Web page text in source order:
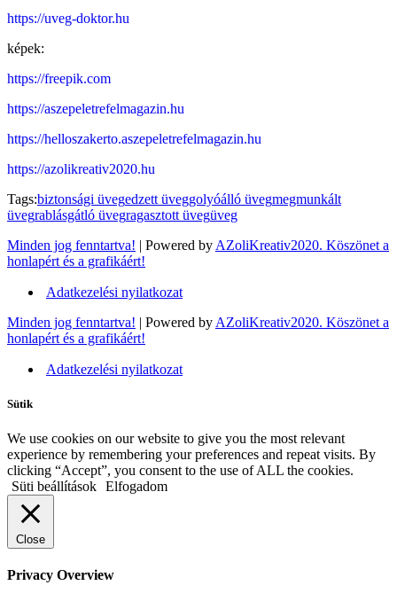
https://uveg-doktor.hu
képek:
https://freepik.com
https://aszepeletrefelmagazin.hu
https://helloszakerto.aszepeletrefelmagazin.hu
https://azolikreativ2020.hu
Tags:biztonsági üvegedzett üveggolyóálló üvegmegmunkált
üvegrablásgátló üvegragasztott üvegüveg
Minden jog fenntartva! | Powered by AZoliKreativ2020. Köszönet a
honlapért és a grafikáért!
Adatkezelési nyilatkozat
Minden jog fenntartva! | Powered by AZoliKreativ2020. Köszönet a
honlapért és a grafikáért!
Adatkezelési nyilatkozat
Sütik
We use cookies on our website to give you the most relevant
experience by remembering your preferences and repeat visits. By
clicking “Accept”, you consent to the use of ALL the cookies.
Süti beállítások Elfogadom
Close
Privacy Overview